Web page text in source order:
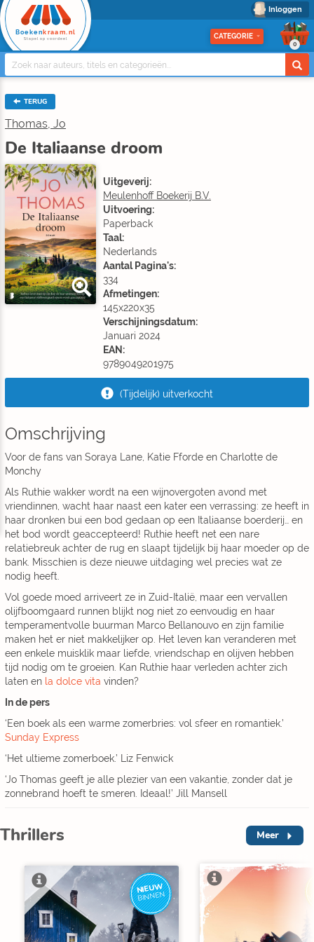
Inloggen
Boeken kraam.nl
Stapel op voordeel CATEGORIE
0
TERUG
Thomas, Jo
De Italiaanse droom
Uitgeverij:
Meulenhoff Boekerij B.V.
Uitvoering:
Paperback
Taal:
Nederlands
Aantal Pagina's:
334
Afmetingen:
145x220x35
Verschijningsdatum:
Januari 2024
EAN:
9789049201975
(Tijdelijk) uitverkocht
Omschrijving
Voor de fans van Soraya Lane, Katie Fforde en Charlotte de
Monchy
Als Ruthie wakker wordt na een wijnovergoten avond met
vriendinnen, wacht haar naast een kater een verrassing: ze heeft in
haar dronken bui een bod gedaan op een Italiaanse boerderij… en
het bod wordt geaccepteerd! Ruthie heeft net een nare
relatiebreuk achter de rug en slaapt tijdelijk bij haar moeder op de
bank. Misschien is deze nieuwe uitdaging wel precies wat ze
nodig heeft.
Vol goede moed arriveert ze in Zuid-Italië, maar een vervallen
olijfboomgaard runnen blijkt nog niet zo eenvoudig en haar
temperamentvolle buurman Marco Bellanouvo en zijn familie
maken het er niet makkelijker op. Het leven kan veranderen met
een enkele muisklik maar liefde, vriendschap en olijven hebben
tijd nodig om te groeien. Kan Ruthie haar verleden achter zich
laten en la dolce vita vinden?
In de pers
‘Een boek als een warme zomerbries: vol sfeer en romantiek.’
Sunday Express
‘Het ultieme zomerboek.’ Liz Fenwick
‘Jo Thomas geeft je alle plezier van een vakantie, zonder dat je
zonnebrand hoeft te smeren. Ideaal!’ Jill Mansell
Thrillers Meer
NIEUW
BINNEN